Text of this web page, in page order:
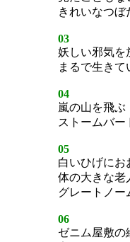
きれいなつぼ
03
妖しい邪気
まるで生き
04
嵐の山を飛
ストームバ
05
白いひげにお
体の大きな老
グレートノ
06
ゼニム屋敷の